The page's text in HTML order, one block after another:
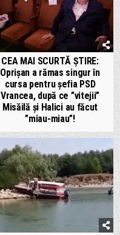
CEA MAI SCURTĂ ȘTIRE:
Oprișan a rămas singur în
cursa pentru șefia PSD
Vrancea, după ce ”vitejii”
Misăilă și Halici au făcut
”miau-miau”!